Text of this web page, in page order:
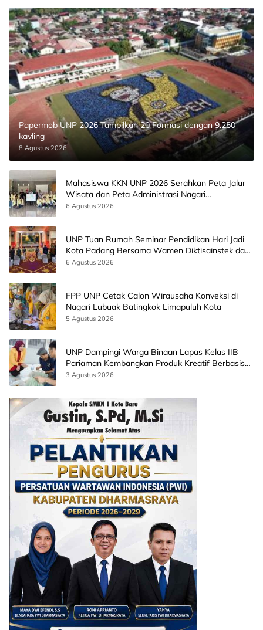
Papermob UNP 2026 Tampilkan 20 Formasi dengan 9.250
kavling
8 Agustus 2026
Mahasiswa KKN UNP 2026 Serahkan Peta Jalur
Wisata dan Peta Administrasi Nagari
Paninggahan
6 Agustus 2026
UNP Tuan Rumah Seminar Pendidikan Hari Jadi
Kota Padang Bersama Wamen Diktisainstek dan
CEO EMGS Malaysia
6 Agustus 2026
FPP UNP Cetak Calon Wirausaha Konveksi di
Nagari Lubuak Batingkok Limapuluh Kota
5 Agustus 2026
UNP Dampingi Warga Binaan Lapas Kelas IIB
Pariaman Kembangkan Produk Kreatif Berbasis
AI
3 Agustus 2026